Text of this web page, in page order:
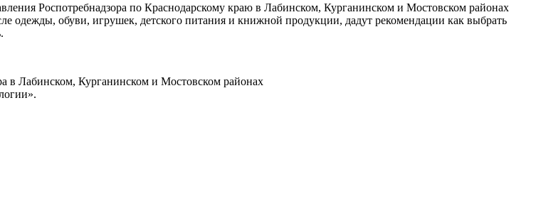
Роспотребнадзора по Краснодарскому краю в Лабинском, Курганинском и Мостовском районах
одежды, обуви, игрушек, детского питания и книжной продукции, дадут рекомендации как выбрать
в Лабинском, Курганинском и Мостовском районах